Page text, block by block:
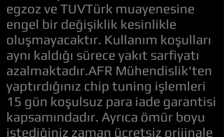
egzoz ve TUVTürk muayenesine
engel bir değişiklik kesinlikle
oluşmayacaktır. Kullanım koşulları
aynı kaldığı sürece yakıt sarfiyatı
azalmaktadır.AFR Mühendislik'ten
yaptırdığınız chip tuning işlemleri
15 gün koşulsuz para iade garantisi
kapsamındadır. Ayrıca ömür boyu
istediğiniz zaman ücretsiz orijinale